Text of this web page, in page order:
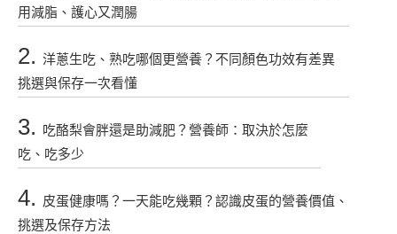
用減脂、護心又潤腸
2. 洋蔥生吃、熟吃哪個更營養？不同顏色功效有差異
挑選與保存一次看懂
3. 吃酪梨會胖還是助減肥？營養師：取決於怎麼
吃、吃多少
4. 皮蛋健康嗎？一天能吃幾顆？認識皮蛋的營養價值、
挑選及保存方法